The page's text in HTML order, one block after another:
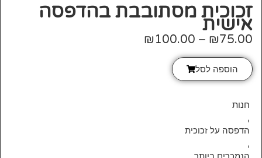
זכוכית מסתובבת בהדפסה
אישית
₪75.00
–
₪100.00
הוספה לסל
חנות
,
הדפסה על זכוכית
,
הנמכרים ביותר